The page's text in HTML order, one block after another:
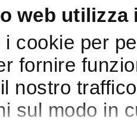
web utilizza
i cookie per
fornire
nostro
sul modo in